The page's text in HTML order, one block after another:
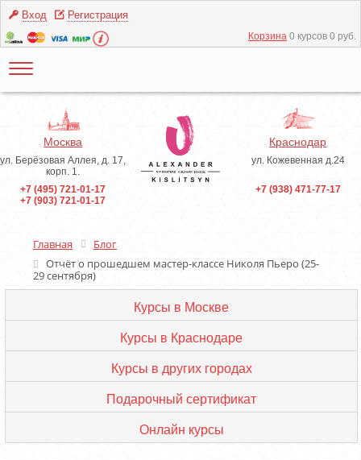
Вход Регистрация
Корзина 0 курсов 0 руб.
Москва
ул. Берёзовая Аллея, д. 17,
корп. 1.
+7 (495) 721-01-17
+7 (903) 721-01-17
Краснодар
ул. Кожевенная д.24
+7 (938) 471-77-17
Главная
Блог
Отчёт о прошедшем мастер-классе Николя Пьеро (25-
29 сентября)
Курсы в Москве
Курсы в Краснодаре
Курсы в других городах
Подарочный сертификат
Онлайн курсы